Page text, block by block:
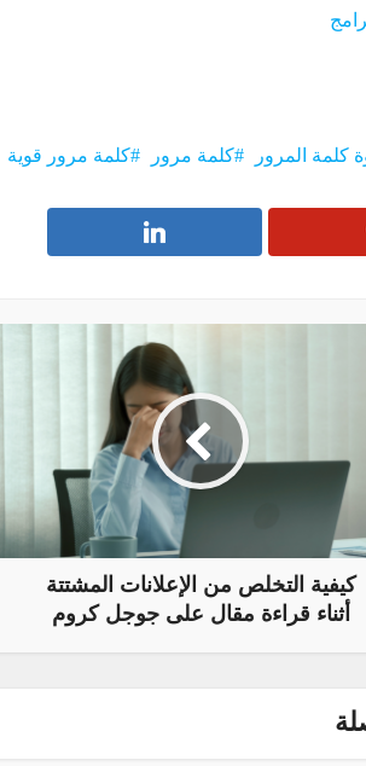
كلمة المرور كلمة مرور كلمة مرور قوية
كيفية التخلص من الإعلانات المشتتة
أثناء قراءة مقال على جوجل كروم